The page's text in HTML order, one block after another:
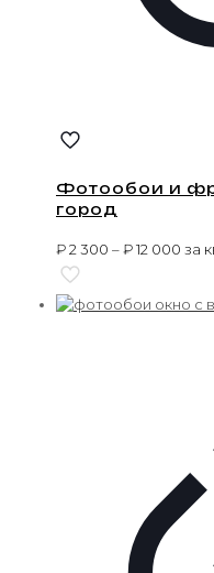
Фотообои и
город
₽2 300 –₽12 000 за